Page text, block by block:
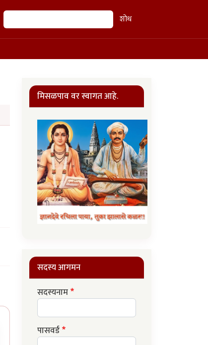
शोध शोध
मिसळपाव वर स्वागत आहे.
सदस्य आगमन
सदस्यनाम
पासवर्ड